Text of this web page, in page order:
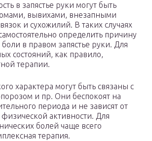
в запястье руки могут быть
вывихами, внезапными
и сухожилий. В таких случаях
определить причину
в правом запястье руки. Для
состояний, как правило,
терапии.
характера могут быть связаны с
и пр. Они беспокоят на
периода и не зависят от
активности. Для
болей чаще всего
терапия.